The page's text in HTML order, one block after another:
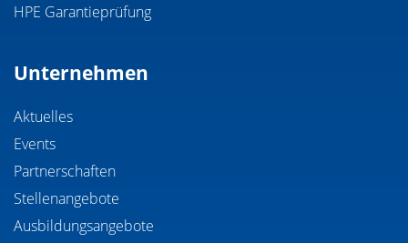
HPE Garantieprüfung
Unternehmen
Aktuelles
Events
Partnerschaften
Stellenangebote
Ausbildungsangebote